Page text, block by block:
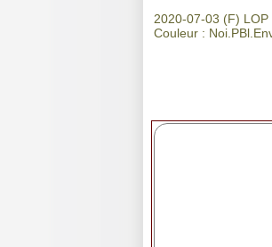
2020-07-03 (F)
Couleur :